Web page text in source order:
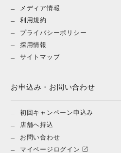
メディア情報
利用規約
プライバシーポリシー
採用情報
サイトマップ
お申込み・お問い合わせ
初回キャンペーン申込み
店舗へ持込
お問い合わせ
マイページログイン